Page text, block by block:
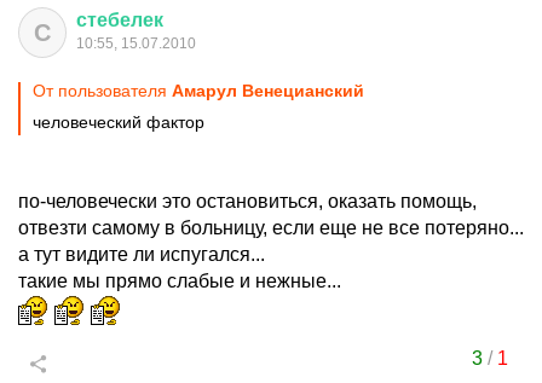
С стебелек
10:55, 15.07.2010
От пользователя Амарул Венецианский
человеческий фактор
по-человечески это остановиться, оказать помощь,
отвезти самому в больницу, если еще не все потеряно...
а тут видите ли испугался...
такие мы прямо слабые и нежные...
3/ 1